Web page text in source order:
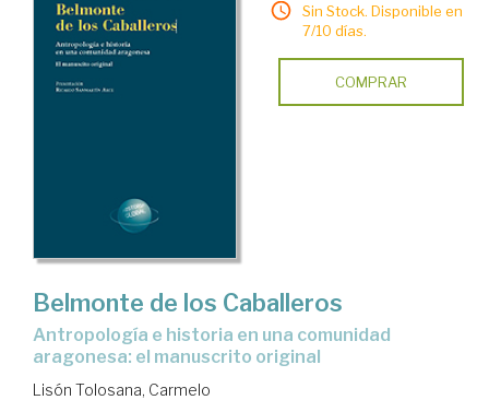
Sin Stock. Disponible en
7/10 días.
COMPRAR
Belmonte de los Caballeros
antropología e historia en una comunidad
aragonesa: el manuscrito original
Lisón Tolosana, Carmelo